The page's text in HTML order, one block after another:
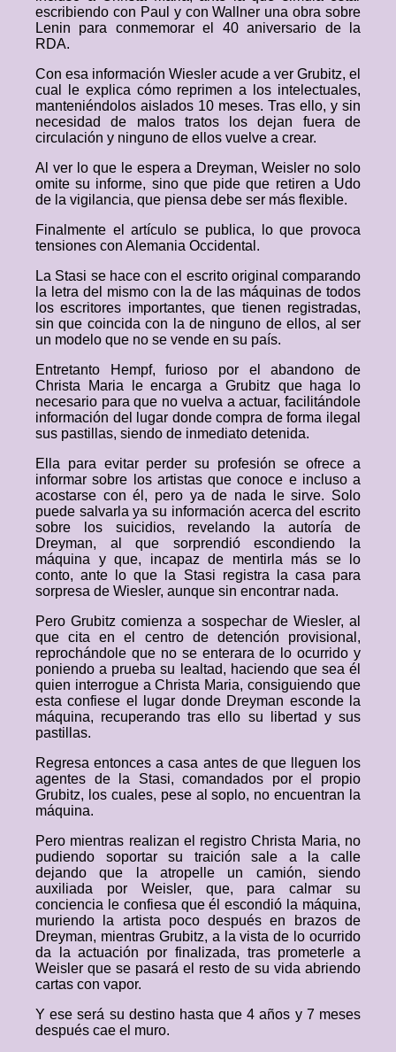
escribiendo con Paul y con Wallner una obra sobre
Lenin para conmemorar el 40 aniversario de la
RDA.
Con esa información Wiesler acude a ver Grubitz, el
cual le explica cómo reprimen a los intelectuales,
manteniéndolos aislados 10 meses. Tras ello, y sin
necesidad de malos tratos los dejan fuera de
circulación y ninguno de ellos vuelve a crear.
Al ver lo que le espera a Dreyman, Weisler no solo
omite su informe, sino que pide que retiren a Udo
de la vigilancia, que piensa debe ser más flexible.
Finalmente el artículo se publica, lo que provoca
tensiones con Alemania Occidental.
La Stasi se hace con el escrito original comparando
la letra del mismo con la de las máquinas de todos
los escritores importantes, que tienen registradas,
sin que coincida con la de ninguno de ellos, al ser
un modelo que no se vende en su país.
Entretanto Hempf, furioso por el abandono de
Christa Maria le encarga a Grubitz que haga lo
necesario para que no vuelva a actuar, facilitándole
información del lugar donde compra de forma ilegal
sus pastillas, siendo de inmediato detenida.
Ella para evitar perder su profesión se ofrece a
informar sobre los artistas que conoce e incluso a
acostarse con él, pero ya de nada le sirve. Solo
puede salvarla ya su información acerca del escrito
sobre los suicidios, revelando la autoría de
Dreyman, al que sorprendió escondiendo la
máquina y que, incapaz de mentirla más se lo
conto, ante lo que la Stasi registra la casa para
sorpresa de Wiesler, aunque sin encontrar nada.
Pero Grubitz comienza a sospechar de Wiesler, al
que cita en el centro de detención provisional,
reprochándole que no se enterara de lo ocurrido y
poniendo a prueba su lealtad, haciendo que sea él
quien interrogue a Christa Maria, consiguiendo que
esta confiese el lugar donde Dreyman esconde la
máquina, recuperando tras ello su libertad y sus
pastillas.
Regresa entonces a casa antes de que lleguen los
agentes de la Stasi, comandados por el propio
Grubitz, los cuales, pese al soplo, no encuentran la
máquina.
Pero mientras realizan el registro Christa Maria, no
pudiendo soportar su traición sale a la calle
dejando que la atropelle un camión, siendo
auxiliada por Weisler, que, para calmar su
conciencia le confiesa que él escondió la máquina,
muriendo la artista poco después en brazos de
Dreyman, mientras Grubitz, a la vista de lo ocurrido
da la actuación por finalizada, tras prometerle a
Weisler que se pasará el resto de su vida abriendo
cartas con vapor.
Y ese será su destino hasta que 4 años y 7 meses
después cae el muro.